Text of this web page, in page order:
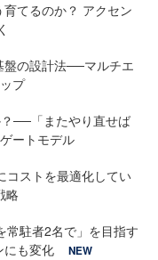
てるのか？ アクセン
盤の設計法──マルチエ
プ
──「またやり直せば
ートモデル
コストを最適化してい
略
常駐者2名で」を目指す
にも変化
NEW